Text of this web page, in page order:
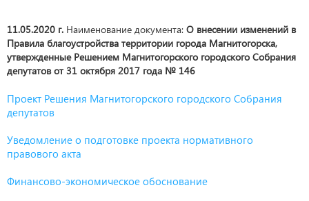
11.05.2020 г. Наименование документа: О внесении изменений в
Правила благоустройства территории города Магнитогорска,
утвержденные Решением Магнитогорского городского Собрания
депутатов от 31 октября 2017 года № 146
Проект Решения Магнитогорского городского Собрания
депутатов
Уведомление о подготовке проекта нормативного
правового акта
Финансово-экономическое обоснование